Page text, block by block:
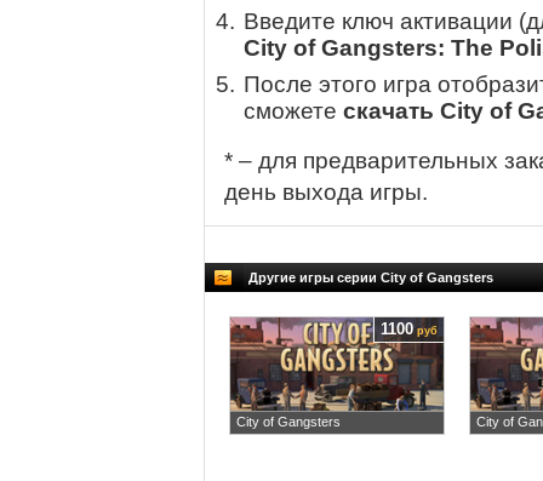
Введите ключ активации
City of Gangsters: The
После этого игра
сможете скачать City of
* – для предварительных
день выхода игры.
Другие игры серии City of Gangsters
City of Gangsters
1100руб
City of